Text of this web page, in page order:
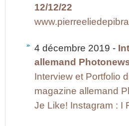
12/12/22
4 décembre 2019 -
allemand
Interview et Portfolio
magazine allemand
Je Like! Instagram : I